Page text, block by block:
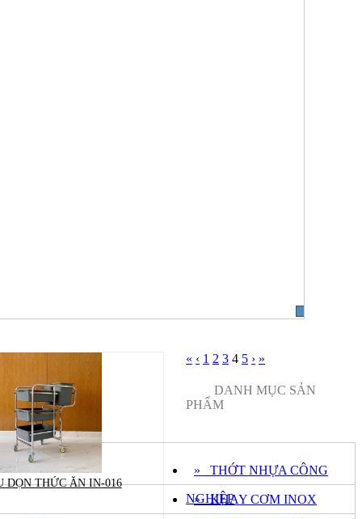
DỌN THỨC ĂN IN-016
« ‹ 1 2 3 4 5 › »
DANH MỤC SẢN
PHẨM
» THỚT NHỰA CÔNG
NGHIỆP
» KHAY CƠM INOX